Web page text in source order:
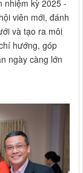
nhiệm kỳ 2025 -
viên mới, đánh
và tạo ra môi
hướng, góp
ngày càng lớn